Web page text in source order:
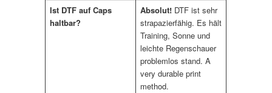
Ist DTF auf Caps
haltbar?
Absolut!DTF ist sehr
strapazierfähig. Es hält
Training, Sonne und
leichte Regenschauer
problemlos stand. A
very durable print
method.